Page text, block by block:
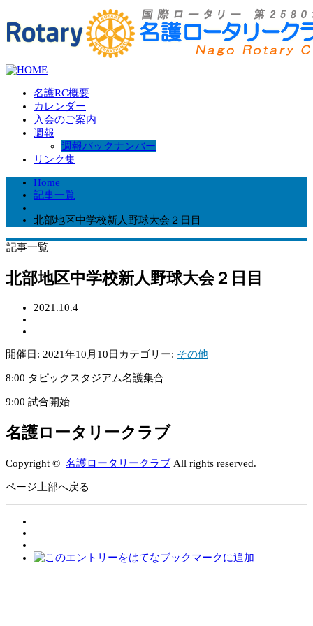
名護RC概要
カレンダー
入会のご案内
週報
週報バックナンバー
リンク集
Home
記事一覧
北部地区中学校新人野球大会２日目
記事一覧
北部地区中学校新人野球大会２日目
2021.10.4
開催日: 2021年10月10日 カテゴリー: その他
8:00 タピックスタジアム名護集合
9:00 試合開始
名護ロータリークラブ
Copyright © 名護ロータリークラブ All rights reserved.
ページ上部へ戻る